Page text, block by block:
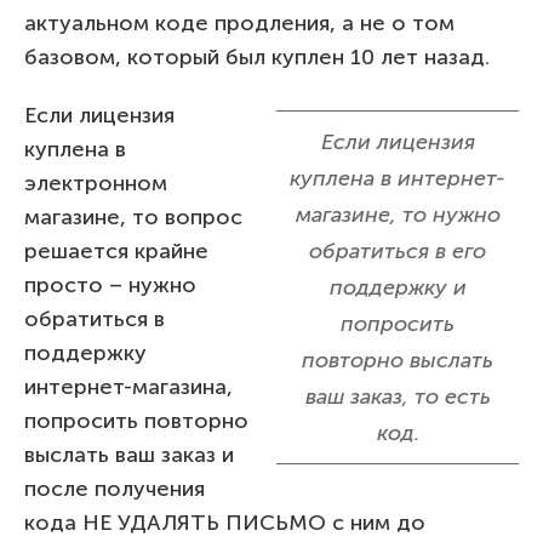
актуальном коде продления, а не о том
базовом, который был куплен 10 лет назад.
Если лицензия
куплена в интернет-
магазине, то нужно
обратиться в его
поддержку и
попросить
повторно выслать
ваш заказ, то есть
код.
Если лицензия
куплена в
электронном
магазине, то вопрос
решается крайне
просто – нужно
обратиться в
поддержку
интернет-магазина,
попросить повторно
выслать ваш заказ и
после получения
кода НЕ УДАЛЯТЬ ПИСЬМО с ним до